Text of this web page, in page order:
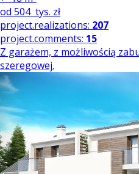
od 504 tys. zł
project.realizations: 207
project.comments: 15
Z garażem, z możliwością
szeregowej.